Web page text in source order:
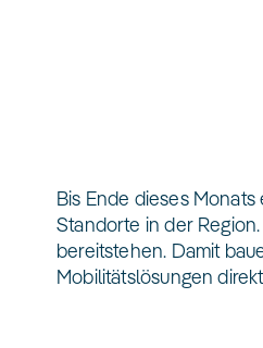
Bis Ende dieses
Standorte in der
bereitstehen. Damit
Mobilitätslösungen